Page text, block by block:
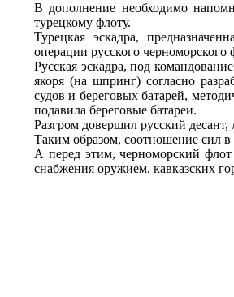
В дополнение необходимо
турецкому флоту.
Турецкая эскадра,
операции русского черноморского
Русская эскадра, под
якоря (на шпринг) согласно
судов и береговых батарей,
подавила береговые батареи.
Разгром довершил русский
Таким образом, соотношение сил
А перед этим, черноморский флот
снабжения оружием, кавказских